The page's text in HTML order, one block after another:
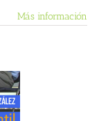
Más información